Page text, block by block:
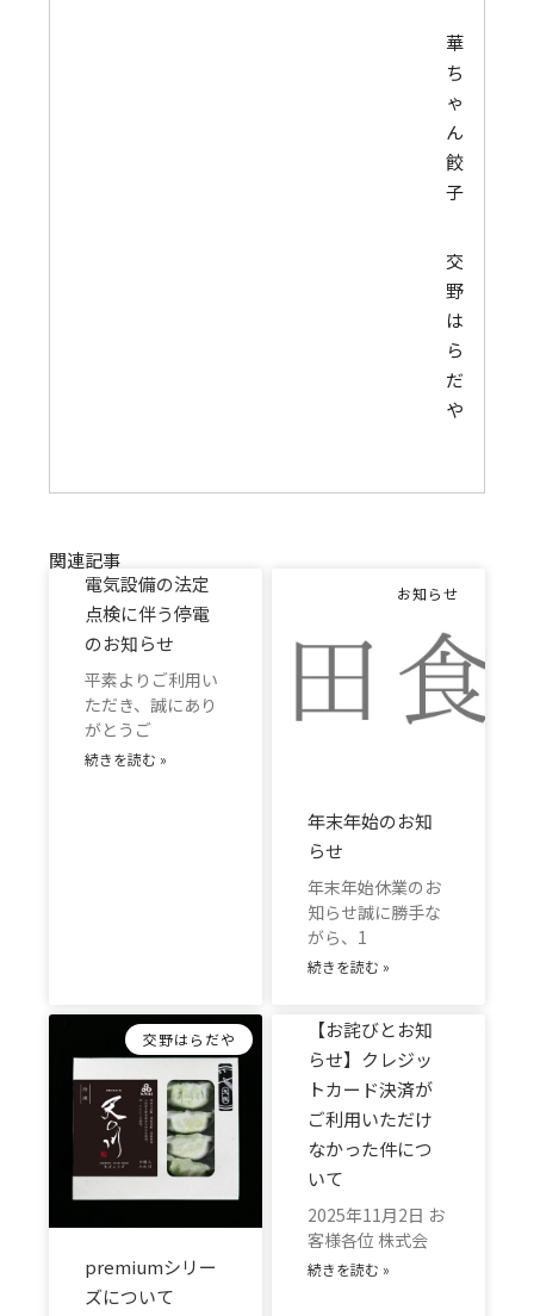
華
ち
ゃ
ん
餃
子
交
野
は
ら
だ
や
関連記事
電気設備の法定
点検に伴う停電
のお知らせ
平素よりご利用い
ただき、誠にあり
がとうご
続きを読む »
お知らせ
年末年始のお知
らせ
年末年始休業のお
知らせ誠に勝手な
がら、1
続きを読む »
交野はらだや
premiumシリー
ズについて
【お詫びとお知
らせ】クレジッ
トカード決済が
ご利用いただけ
なかった件につ
いて
2025年11月2日 お
客様各位 株式会
続きを読む »